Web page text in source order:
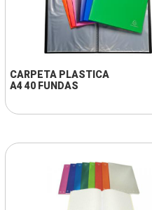
+ INFO
CARPETA PLASTICA
A4 40 FUNDAS